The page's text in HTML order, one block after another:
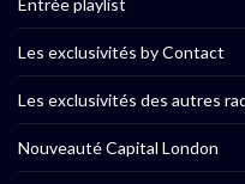
Entrée playlist
Les exclusivités by Contact
Les exclusivités des autres
Nouveauté Capital London